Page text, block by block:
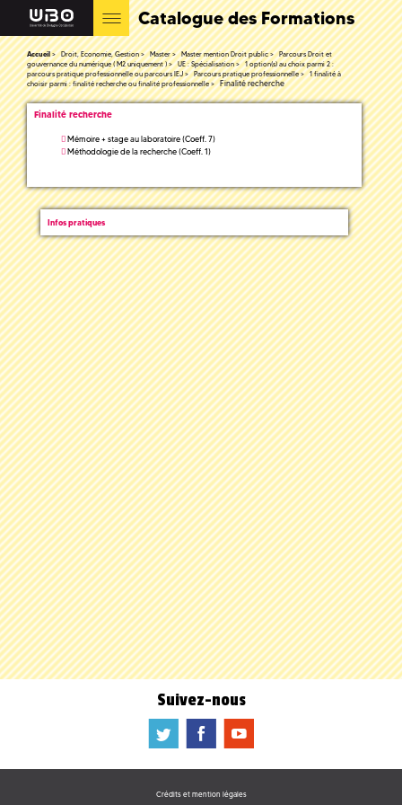
Catalogue des Formations
Accueil Droit, Economie, Gestion Master Master mention Droit public
Parcours Droit et
gouvernance du numérique ( M2 uniquement )
UE : Spécialisation
1 option(s) au choix parmi 2 :
parcours pratique professionnelle ou parcours IEJ
Parcours pratique professionnelle
1 finalité à
choisir parmi : finalité recherche ou finalité professionnelle
Finalité recherche
Finalité recherche
Mémoire + stage au laboratoire (Coeff. 7)
Méthodologie de la recherche (Coeff. 1)
Infos pratiques
Suivez-nous
a b f
Crédits et mention légales